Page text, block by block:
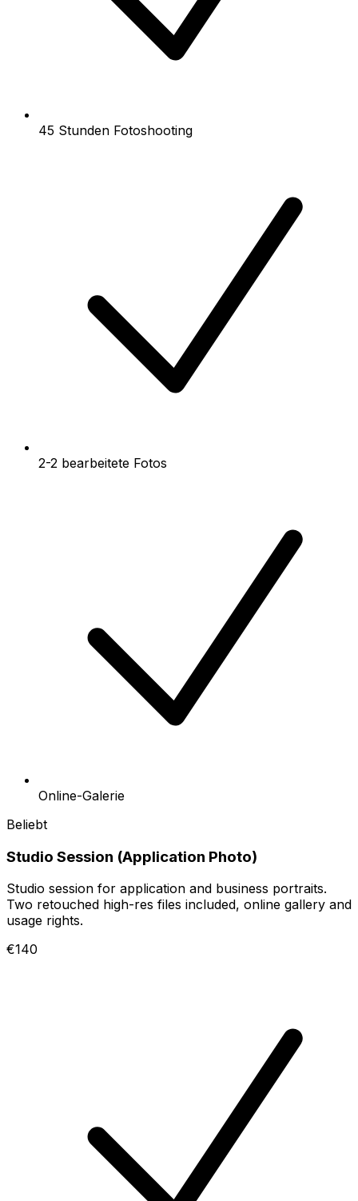
45 Stunden Fotoshooting
2-2 bearbeitete Fotos
Online-Galerie
Beliebt
Studio Session (Application Photo)
Studio session for application and business portraits.
Two retouched high-res files included, online gallery and
usage rights.
€140